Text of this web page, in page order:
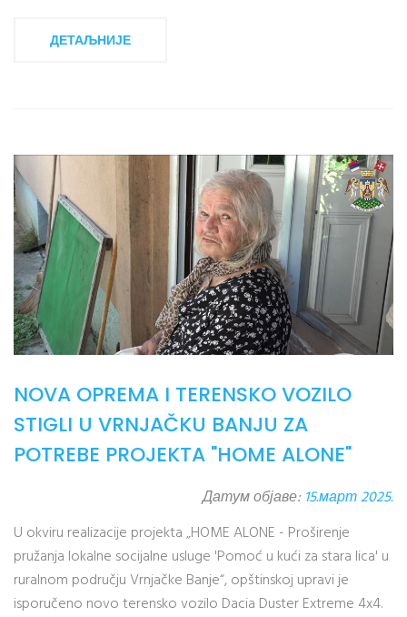
ДЕТАЉНИЈЕ
NOVA OPREMA I TERENSKO VOZILO
STIGLI U VRNJAČKU BANJU ZA
POTREBE PROJEKTA "HOME ALONE"
Датум објаве:15.март 2025.
U okviru realizacije projekta „HOME ALONE - Proširenje
pružanja lokalne socijalne usluge 'Pomoć u kući za stara lica' u
ruralnom području Vrnjačke Banje“, opštinskoj upravi je
isporučeno novo terensko vozilo Dacia Duster Extreme 4x4.